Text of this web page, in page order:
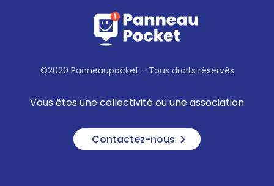
©2020 Panneaupocket - Tous droits réservés
Vous êtes une collectivité ou une association
Contactez-nous